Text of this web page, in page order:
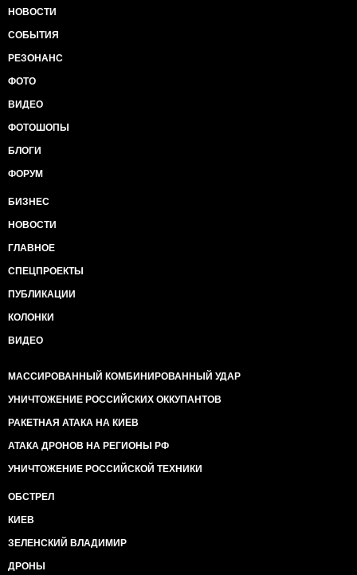
НОВОСТИ
СОБЫТИЯ
РЕЗОНАНС
ФОТО
ВИДЕО
ФОТОШОПЫ
БЛОГИ
ФОРУМ
БИЗНЕС
НОВОСТИ
ГЛАВНОЕ
СПЕЦПРОЕКТЫ
ПУБЛИКАЦИИ
КОЛОНКИ
ВИДЕО
МАССИРОВАННЫЙ КОМБИНИРОВАННЫЙ УДАР
УНИЧТОЖЕНИЕ РОССИЙСКИХ ОККУПАНТОВ
РАКЕТНАЯ АТАКА НА КИЕВ
АТАКА ДРОНОВ НА РЕГИОНЫ РФ
УНИЧТОЖЕНИЕ РОССИЙСКОЙ ТЕХНИКИ
ОБСТРЕЛ
КИЕВ
ЗЕЛЕНСКИЙ ВЛАДИМИР
ДРОНЫ